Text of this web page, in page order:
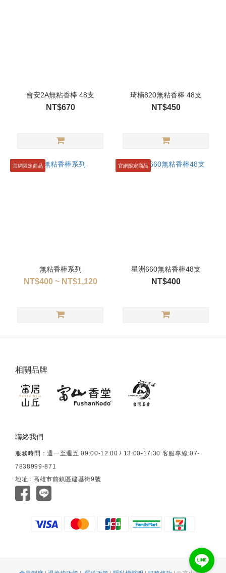
會安2A無粘香棒 48支
NT$670
琦楠820無粘香棒 48支
NT$450
官網限定商品
無粘香棒系列
NT$400 ~ NT$1,120
官網限定商品
星洲660無粘香棒48支
NT$400
相關品牌
聯絡我們
服務時間：週一至週五 09:00-12:00 / 13:00-17:30 客服專線:07-
7838999-871
地址 ： 高雄市前鎮區建基街9號